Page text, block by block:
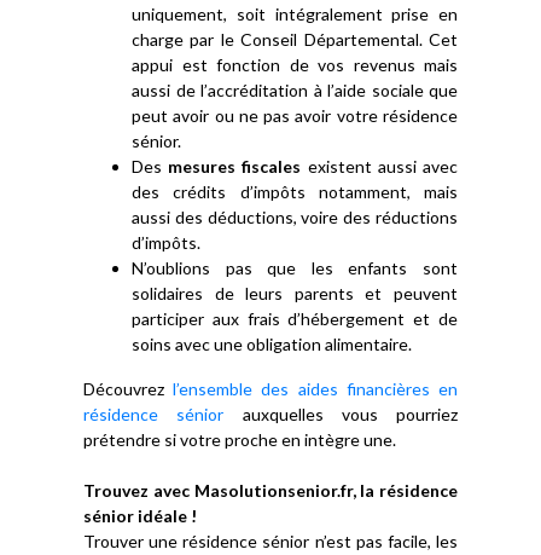
uniquement, soit intégralement prise en
charge par le Conseil Départemental. Cet
appui est fonction de vos revenus mais
aussi de l’accréditation à l’aide sociale que
peut avoir ou ne pas avoir votre résidence
sénior.
Des mesures fiscales existent aussi avec
des crédits d’impôts notamment, mais
aussi des déductions, voire des réductions
d’impôts.
N’oublions pas que les enfants sont
solidaires de leurs parents et peuvent
participer aux frais d’hébergement et de
soins avec une obligation alimentaire.
Découvrezl’ensemble des aides financières en
résidence sénior auxquelles vous pourriez
prétendre si votre proche en intègre une.
Trouvez avec Masolutionsenior.fr, la résidence
sénior idéale !
Trouver une résidence sénior n’est pas facile, les